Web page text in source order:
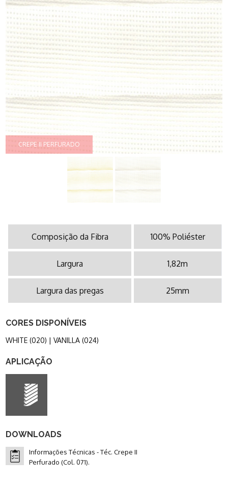
Composição da Fibra 100% Poliéster
Largura 1,82m
Largura das pregas 25mm
CORES DISPONÍVEIS
WHITE (020) | VANILLA (024)
APLICAÇÃO
DOWNLOADS
Informações Técnicas - Téc. Crepe II
Perfurado (Col. 071).